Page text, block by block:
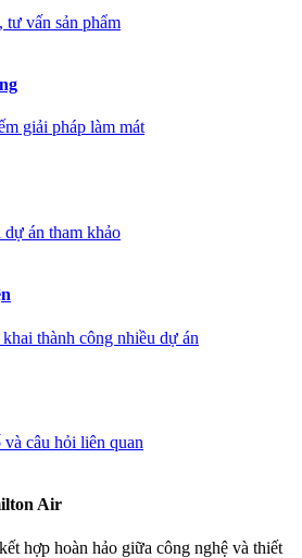
vấn sản phẩm
giải pháp làm mát
án tham khảo
thành công nhiều dự án
câu hỏi liên quan
Air
hợp hoàn hảo giữa công nghệ và thiết